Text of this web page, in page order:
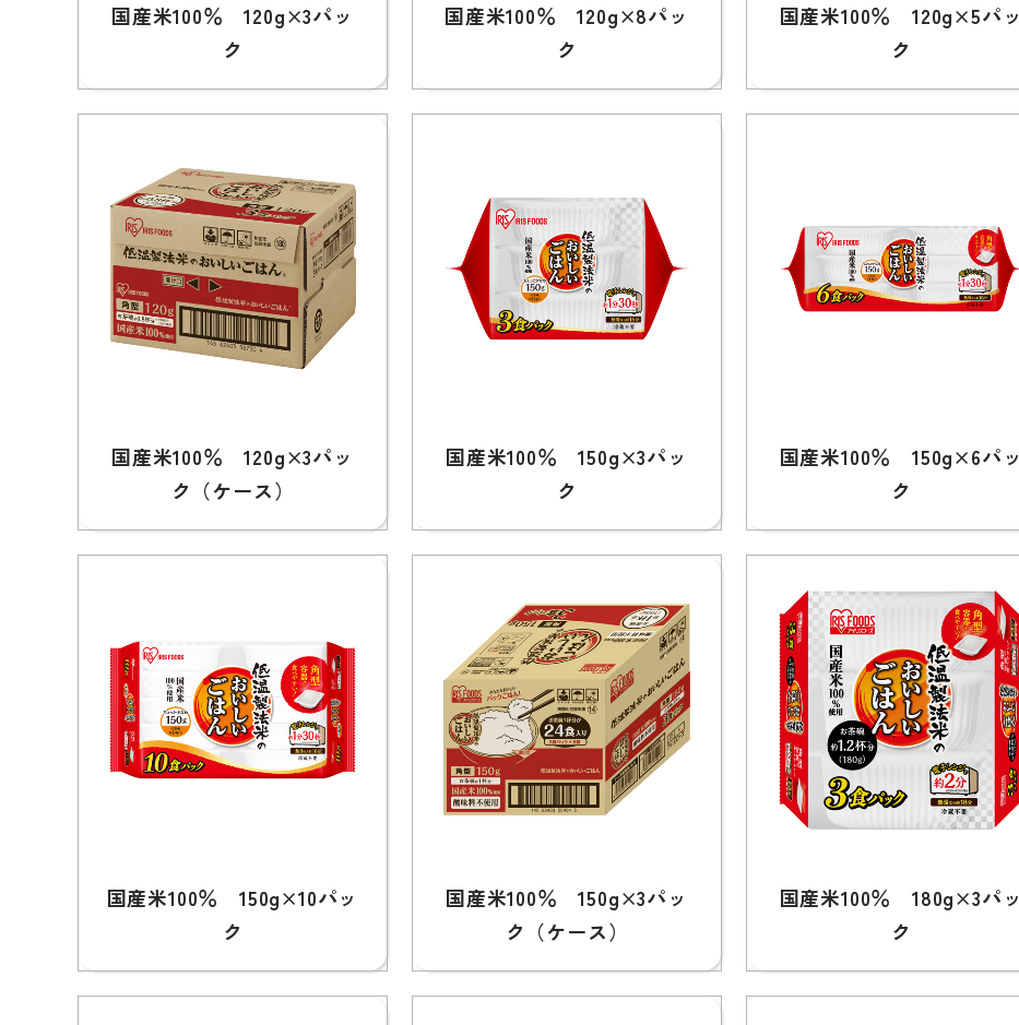
国産米100％ 120g×3パッ
ク
国産米100％ 120g×8パッ
ク
国産米100％ 120g×5パッ
ク
国産米100％ 120g×3パッ
ク（ケース）
国産米100％ 150g×3パッ
ク
国産米100％ 150g×6パッ
ク
国産米100％ 150g×10パッ
ク
国産米100％ 150g×3パッ
ク（ケース）
国産米100％ 180g×3パッ
ク